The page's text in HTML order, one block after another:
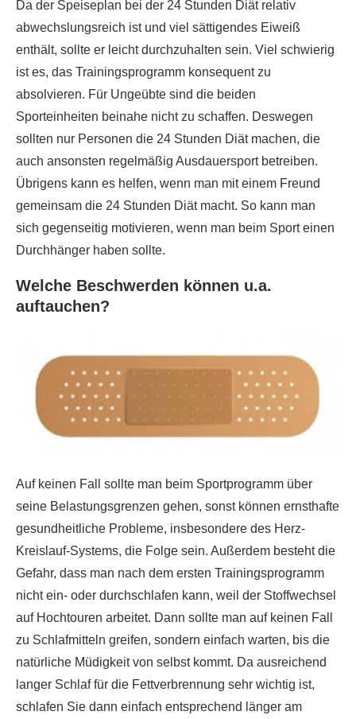
Da der Speiseplan bei der 24 Stunden Diät relativ
abwechslungsreich ist und viel sättigendes Eiweiß
enthält, sollte er leicht durchzuhalten sein. Viel schwierig
ist es, das Trainingsprogramm konsequent zu
absolvieren. Für Ungeübte sind die beiden
Sporteinheiten beinahe nicht zu schaffen. Deswegen
sollten nur Personen die 24 Stunden Diät machen, die
auch ansonsten regelmäßig Ausdauersport betreiben.
Übrigens kann es helfen, wenn man mit einem Freund
gemeinsam die 24 Stunden Diät macht. So kann man
sich gegenseitig motivieren, wenn man beim Sport einen
Durchhänger haben sollte.
Welche Beschwerden können u.a.
auftauchen?
Auf keinen Fall sollte man beim Sportprogramm über
seine Belastungsgrenzen gehen, sonst können ernsthafte
gesundheitliche Probleme, insbesondere des Herz-
Kreislauf-Systems, die Folge sein. Außerdem besteht die
Gefahr, dass man nach dem ersten Trainingsprogramm
nicht ein- oder durchschlafen kann, weil der Stoffwechsel
auf Hochtouren arbeitet. Dann sollte man auf keinen Fall
zu Schlafmitteln greifen, sondern einfach warten, bis die
natürliche Müdigkeit von selbst kommt. Da ausreichend
langer Schlaf für die Fettverbrennung sehr wichtig ist,
schlafen Sie dann einfach entsprechend länger am